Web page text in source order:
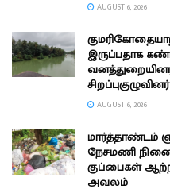
AUGUST 6, 2026
இருப்பதாக
AUGUST 6, 2026
மார்த்தாண்டம்
நேசமணி
குப்பைகள்
அவலம்